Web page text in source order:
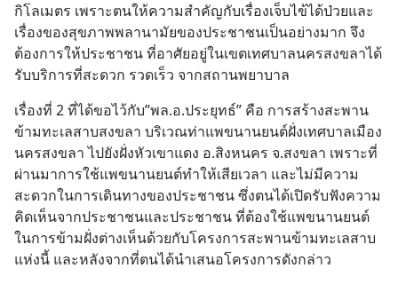
กิโลเมตร เพราะตนให้ความสำคัญกับเรื่องเจ็บไข้ได้ป่วยและ
เรื่องของสุขภาพพลานามัยของประชาชนเป็นอย่างมาก จึง
ต้องการให้ประชาชน ที่อาศัยอยู่ในเขตเทศบาลนครสงขลาได้
รับบริการที่สะดวก รวดเร็ว จากสถานพยาบาล
เรื่องที่ 2 ที่ได้ขอไว้กับ”พล.อ.ประยุทธ์” คือ การสร้างสะพาน
ข้ามทะเลสาบสงขลา บริเวณท่าแพขนานยนต์ฝั่งเทศบาลเมือง
นครสงขลา ไปยังฝั่งหัวเขาแดง อ.สิงหนคร จ.สงขลา เพราะที่
ผ่านมาการใช้แพขนานยนต์ทำให้เสียเวลา และไม่มีความ
สะดวกในการเดินทางของประชาชน ซึ่งตนได้เปิดรับฟังความ
คิดเห็นจากประชาชนและประชาชน ที่ต้องใช้แพขนานยนต์
ในการข้ามฝั่งต่างเห็นด้วยกับโครงการสะพานข้ามทะเลสาบ
แห่งนี้ และหลังจากที่ตนได้นำเสนอโครงการดังกล่าว